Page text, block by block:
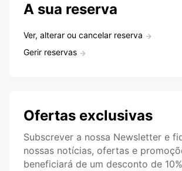
A sua reserva
Ver, alterar ou cancelar reserva
Gerir reservas
Ofertas exclusivas
Subscrever a nossa Newsletter e
nossas notícias, ofertas e
beneficiará de um desconto de